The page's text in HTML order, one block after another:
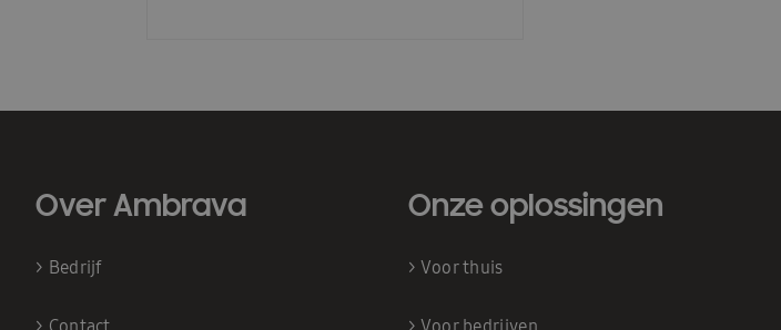
Over Ambrava
> Bedrijf
Onze oplossingen
> Voor thuis